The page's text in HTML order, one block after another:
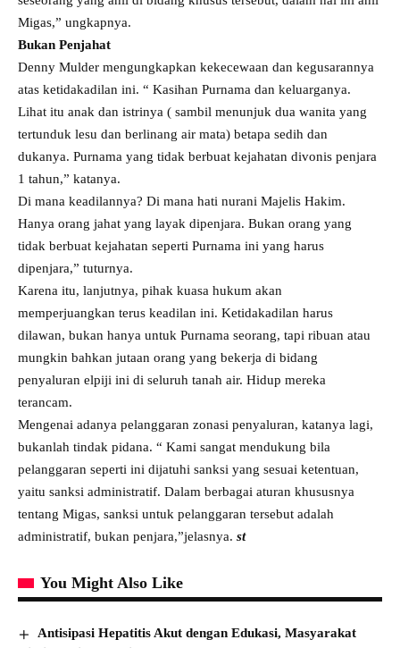
Migas,” ungkapnya.
Bukan Penjahat
Denny Mulder mengungkapkan kekecewaan dan kegusarannya
atas ketidakadilan ini. “ Kasihan Purnama dan keluarganya.
Lihat itu anak dan istrinya ( sambil menunjuk dua wanita yang
tertunduk lesu dan berlinang air mata) betapa sedih dan
dukanya. Purnama yang tidak berbuat kejahatan divonis penjara
1 tahun,” katanya.
Di mana keadilannya? Di mana hati nurani Majelis Hakim.
Hanya orang jahat yang layak dipenjara. Bukan orang yang
tidak berbuat kejahatan seperti Purnama ini yang harus
dipenjara,” tuturnya.
Karena itu, lanjutnya, pihak kuasa hukum akan
memperjuangkan terus keadilan ini. Ketidakadilan harus
dilawan, bukan hanya untuk Purnama seorang, tapi ribuan atau
mungkin bahkan jutaan orang yang bekerja di bidang
penyaluran elpiji ini di seluruh tanah air. Hidup mereka
terancam.
Mengenai adanya pelanggaran zonasi penyaluran, katanya lagi,
bukanlah tindak pidana. “ Kami sangat mendukung bila
pelanggaran seperti ini dijatuhi sanksi yang sesuai ketentuan,
yaitu sanksi administratif. Dalam berbagai aturan khususnya
tentang Migas, sanksi untuk pelanggaran tersebut adalah
administratif, bukan penjara,”jelasnya. st
You Might Also Like
Antisipasi Hepatitis Akut dengan Edukasi, Masyarakat